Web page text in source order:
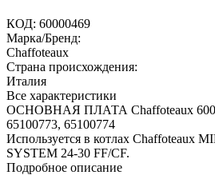
КОД: 60000469
Марка/Бренд:
Chaffoteaux
Страна происхождения:
Италия
Все характеристики
ОСНОВНАЯ ПЛАТА Chaffoteaux
65100773, 65100774
Используется в котлах Chaffoteaux
SYSTEM 24-30 FF/CF.
Подробное описание